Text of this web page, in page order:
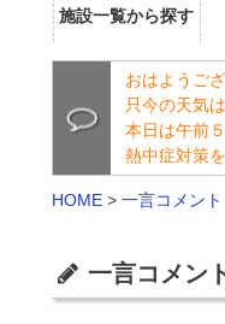
施設一覧から探す
おはようご
只今の天気
本日は午前
熱中症対策
HOME > 一言コメント
一言コメン